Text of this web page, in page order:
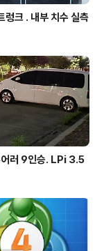
렁크 . 내부 치수 실측
어러 9인승. LPi 3.5